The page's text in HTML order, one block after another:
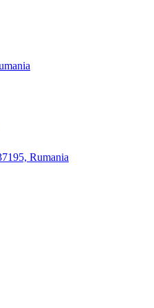
Rumania